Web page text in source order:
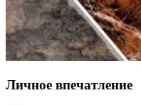
Личное впечатление